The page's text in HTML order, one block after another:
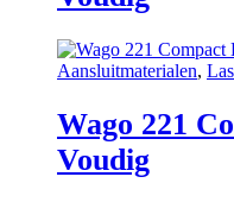
Aansluitmaterialen,
Wago 221
Voudig